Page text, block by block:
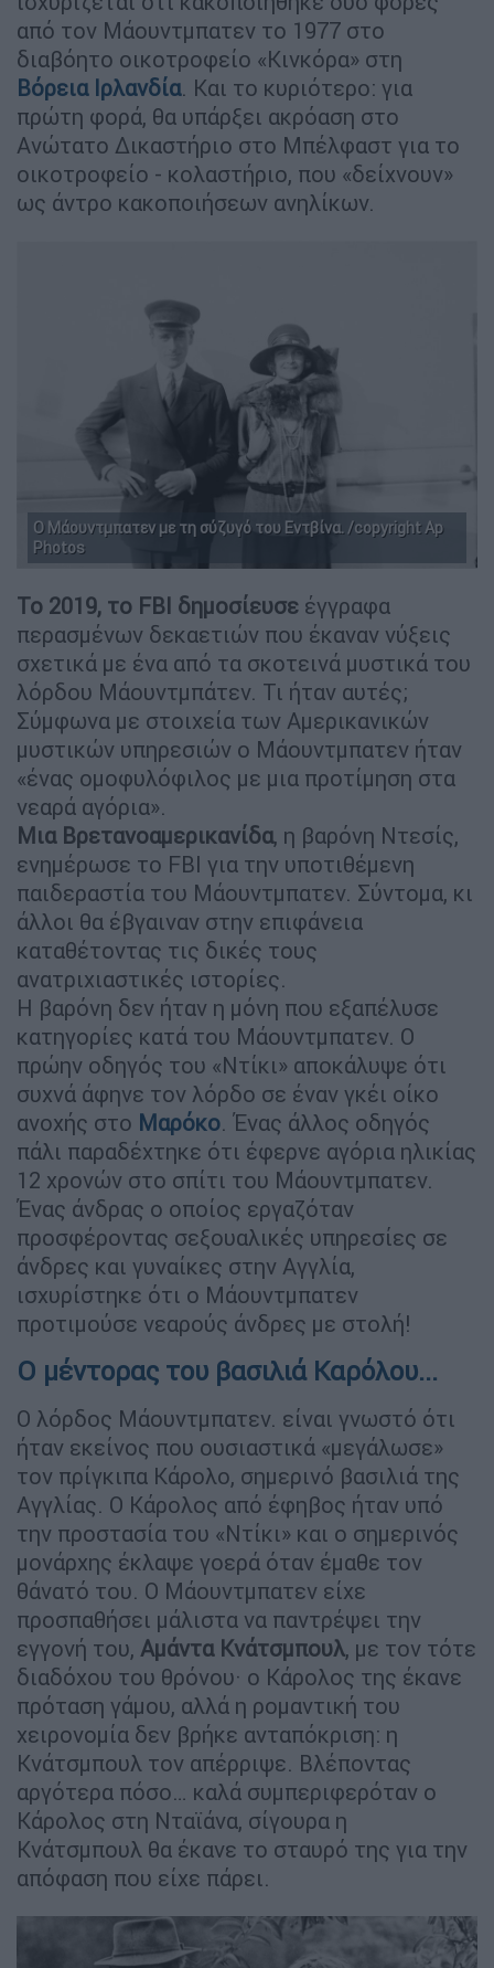
από τον Μάουντμπατεν το 1977 στο
διαβόητο οικοτροφείο «Κινκόρα» στη
Βόρεια Ιρλανδία. Και το κυριότερο: για
πρώτη φορά, θα υπάρξει ακρόαση στο
Ανώτατο Δικαστήριο στο Μπέλφαστ για το
οικοτροφείο - κολαστήριο, που «δείχνουν»
ως άντρο κακοποιήσεων ανηλίκων.
Ο Μάουντμπατεν με τη σύζυγό του Εντβίνα. /copyright Ap
Photos
Το 2019, το FBI δημοσίευσε έγγραφα
περασμένων δεκαετιών που έκαναν νύξεις
σχετικά με ένα από τα σκοτεινά μυστικά του
λόρδου Μάουντμπάτεν. Τι ήταν αυτές;
Σύμφωνα με στοιχεία των Αμερικανικών
μυστικών υπηρεσιών ο Μάουντμπατεν ήταν
«ένας ομοφυλόφιλος με μια προτίμηση στα
νεαρά αγόρια».
Μια Βρετανοαμερικανίδα, η βαρόνη Ντεσίς,
ενημέρωσε το FBI για την υποτιθέμενη
παιδεραστία του Μάουντμπατεν. Σύντομα, κι
άλλοι θα έβγαιναν στην επιφάνεια
καταθέτοντας τις δικές τους
ανατριχιαστικές ιστορίες.
Η βαρόνη δεν ήταν η μόνη που εξαπέλυσε
κατηγορίες κατά του Μάουντμπατεν. Ο
πρώην οδηγός του «Ντίκι» αποκάλυψε ότι
συχνά άφηνε τον λόρδο σε έναν γκέι οίκο
ανοχής στο Μαρόκο. Ένας άλλος οδηγός
πάλι παραδέχτηκε ότι έφερνε αγόρια ηλικίας
12 χρονών στο σπίτι του Μάουντμπατεν.
Ένας άνδρας ο οποίος εργαζόταν
προσφέροντας σεξουαλικές υπηρεσίες σε
άνδρες και γυναίκες στην Αγγλία,
ισχυρίστηκε ότι ο Μάουντμπατεν
προτιμούσε νεαρούς άνδρες με στολή!
Ο μέντορας του βασιλιά Καρόλου...
Ο λόρδος Μάουντμπατεν. είναι γνωστό ότι
ήταν εκείνος που ουσιαστικά «μεγάλωσε»
τον πρίγκιπα Κάρολο, σημερινό βασιλιά της
Αγγλίας. Ο Κάρολος από έφηβος ήταν υπό
την προστασία του «Ντίκι» και ο σημερινός
μονάρχης έκλαψε γοερά όταν έμαθε τον
θάνατό του. Ο Μάουντμπατεν είχε
προσπαθήσει μάλιστα να παντρέψει την
εγγονή του, Αμάντα Κνάτσμπουλ, με τον τότε
διαδόχου του θρόνου· ο Κάρολος της έκανε
πρόταση γάμου, αλλά η ρομαντική του
χειρονομία δεν βρήκε ανταπόκριση: η
Κνάτσμπουλ τον απέρριψε. Βλέποντας
αργότερα πόσο… καλά συμπεριφερόταν ο
Κάρολος στη Νταϊάνα, σίγουρα η
Κνάτσμπουλ θα έκανε το σταυρό της για την
απόφαση που είχε πάρει.